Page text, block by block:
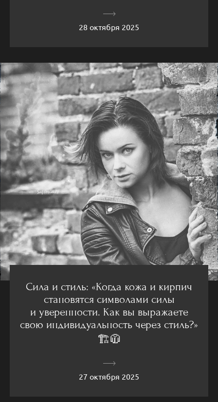
28 октября 2025
Сила и стиль: «Когда кожа и кирпич
становятся символами силы
и уверенности. Как вы выражаете
свою индивидуальность через стиль?»
🏗🧥
27 октября 2025